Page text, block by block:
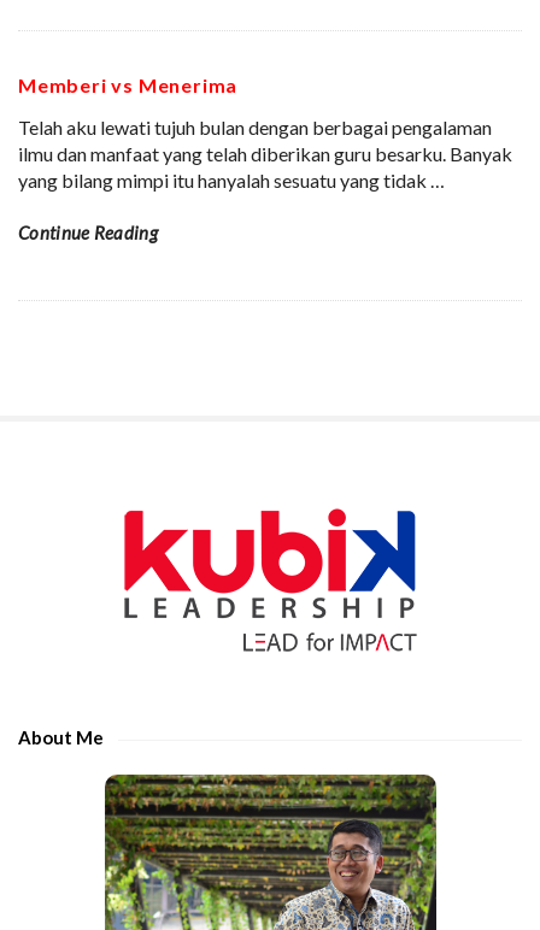
Memberi vs Menerima
Telah aku lewati tujuh bulan dengan berbagai pengalaman
ilmu dan manfaat yang telah diberikan guru besarku. Banyak
yang bilang mimpi itu hanyalah sesuatu yang tidak …
Continue Reading
About Me